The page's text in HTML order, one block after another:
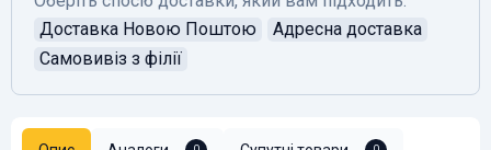
Доставка Новою Поштою
Адресна доставка
Самовивіз з філії